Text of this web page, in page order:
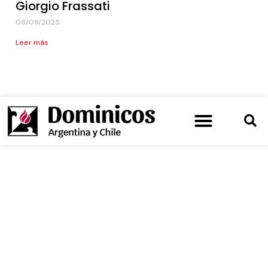
Giorgio Frassati
08/09/2025
Leer más